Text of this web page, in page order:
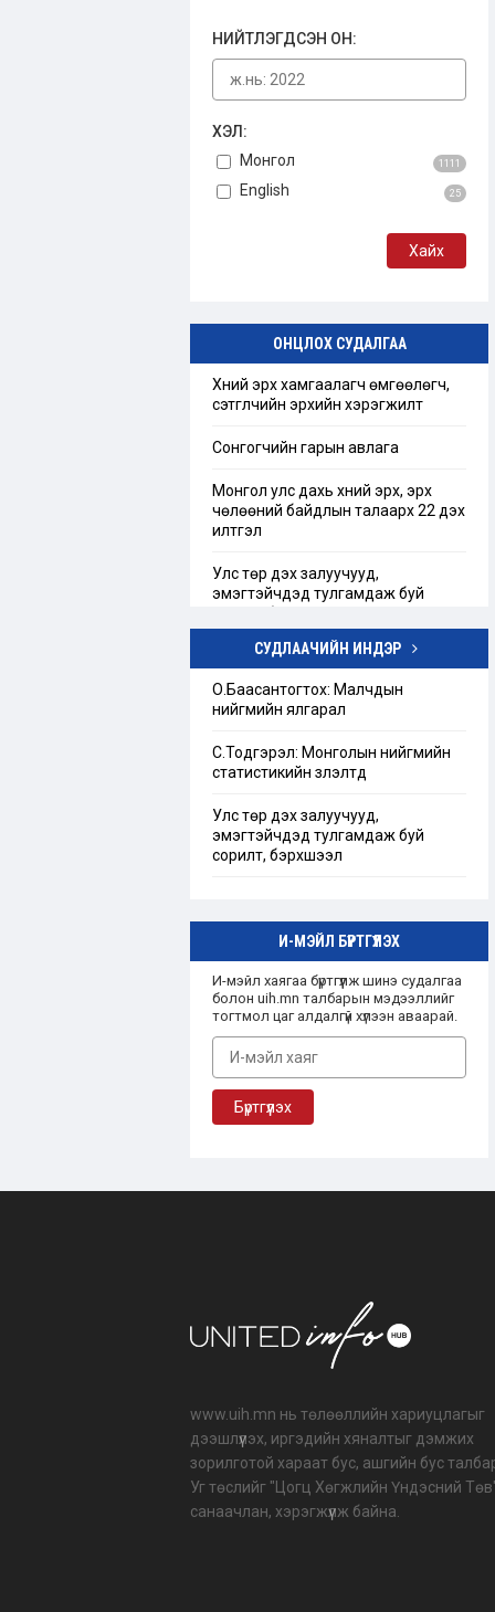
НИЙТЛЭГДСЭН ОН:
ХЭЛ:
Монгол
1111
English 25
ОНЦЛОХ СУДАЛГАА
Хүний эрх хамгаалагч өмгөөлөгч,
сэтгүүлчийн эрхийн хэрэгжилт
Сонгогчийн гарын авлага
Монгол улс дахь хүний эрх, эрх
чөлөөний байдлын талаарх 22 дэх
илтгэл
Улс төр дэх залуучууд,
эмэгтэйчүүдэд тулгамдаж буй
Төрийн бус байгууллагын тухай
хэрэгцээ, шаардлагын тандан
судалгаа
“Ашгийн бус байгууллага”-ын
талаарх Монгол улсын эрх зүйн
СУДЛААЧИЙН ИНДЭР
О.Баасантогтох: Малчдын
нийгмийн ялгарал
С.Тодгэрэл: Монголын нийгмийн
статистикийн үзүүлэлтүүд
Улс төр дэх залуучууд,
эмэгтэйчүүдэд тулгамдаж буй
сорилт, бэрхшээл
И-МЭЙЛ БҮРТГҮҮЛЭХ
И-мэйл хаягаа бүртгүүлж шинэ судалгаа
болон uih.mn талбарын мэдээллийг
тогтмол цаг алдалгүй хүлээн аваарай.
www.uih.mn нь төлөөллийн хариуцлагыг
дээшлүүлэх, иргэдийн хяналтыг дэмжих
зорилготой хараат бус, ашгийн бус
Уг төслийг "Цогц Хөгжлийн Үндэсний
санаачлан, хэрэгжүүлж байна.